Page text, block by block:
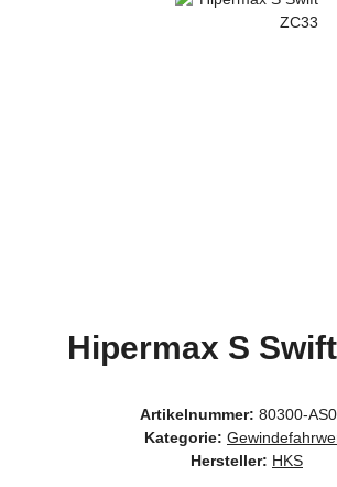
Hipermax S
Artikelnummer: 80300-
Kategorie:
Hersteller: HKS